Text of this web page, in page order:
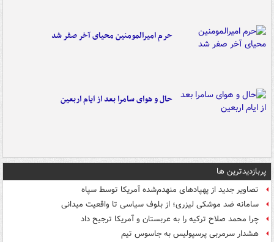
حرم امیرالمومنین محیای آخر صفر شد
حال و هوای سامرا بعد از ایام اربعین
پربازدیدترین ها
تصاویر جدید از پهپادهای منهدم‌شده آمریکا توسط سپاه
سامانه ضد موشکی لیزری؛ از بلوف سیاسی تا واقعیت میدانی
چرا محمد صلاح ترکیه را به عربستان و آمریکا ترجیح داد
هشدار سرمربی پرسپولیس به جاسوس تیم